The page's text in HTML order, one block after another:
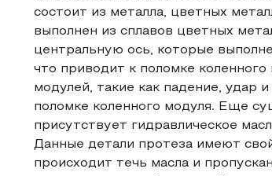
состоит из металла, цветных
выполнен из сплавов цветных
центральную ось, которые
что приводит к поломке
модулей, такие как падение, удар
поломке коленного модуля. Еще
присутствует гидравлическое
Данные детали протеза имеют
происходит течь масла и